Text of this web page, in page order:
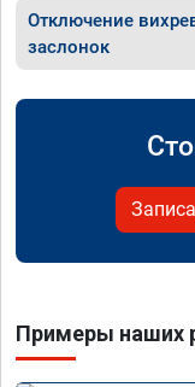
Отключение
заслонок
Примеры наших